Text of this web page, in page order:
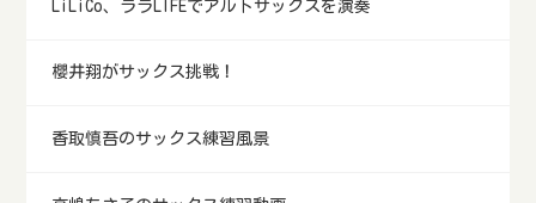
LiLiCo、ララLIFEでアルトサックスを演奏
櫻井翔がサックス挑戦！
香取慎吾のサックス練習風景